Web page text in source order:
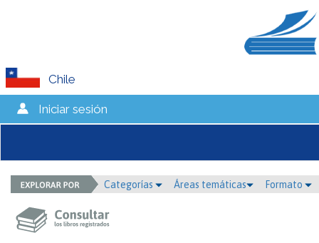
Chile
Iniciar sesión
Categorías Áreas temáticas Formato